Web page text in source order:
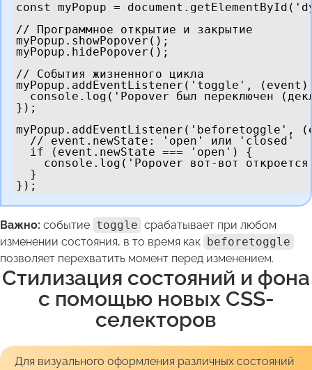
const myPopup =
// Программное открытие и закрытие
myPopup.showPopover();
myPopup.hidePopover();
// События жизненного цикла
myPopup.addEventListener('toggle',
console.log('Popover был переключен
});
myPopup.addEventListener('beforetoggle',
  // event.newState: 'open' или 'closed'
  if (event.newState === 'open') {
console.log('Popover вот-вот
  }
});
Важно: событие toggle срабатывает при любом
изменении состояния, в то время как beforetoggle
позволяет перехватить момент перед изменением.
Стилизация состояний и фона
с помощью новых CSS-
селекторов
Для визуального оформления различных состояний